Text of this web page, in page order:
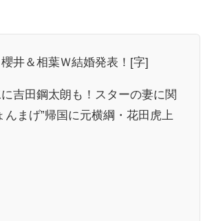
井＆相葉Ｗ結婚発表！[字]
吉田鋼太朗も！スターの妻に関
まげ”帰国に元横綱・花田虎上